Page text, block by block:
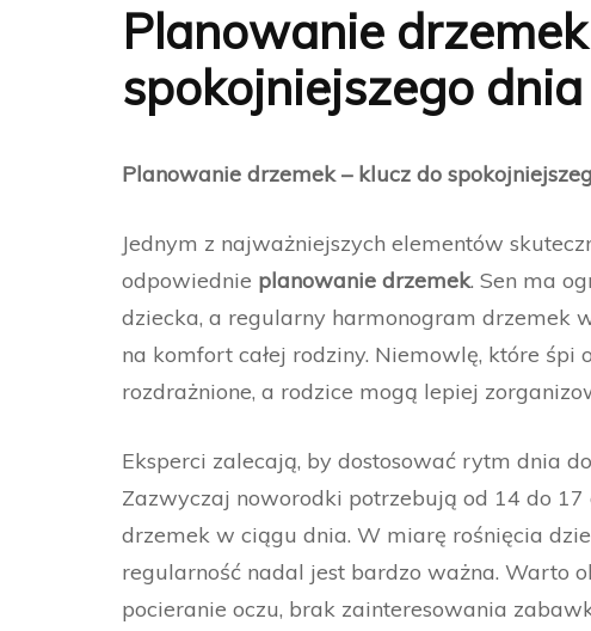
Planowanie
spokojniejszego dnia
Planowanie drzemek – klucz do
Jednym z najważniejszych elementów
odpowiednie planowanie drzemek. Sen ma
dziecka, a regularny harmonogram drzemek
na komfort całej rodziny. Niemowlę, które śpi
rozdrażnione, a rodzice mogą lepiej
Eksperci zalecają, by dostosować rytm dnia
Zazwyczaj noworodki potrzebują od 14 do 17
drzemek w ciągu dnia. W miarę rośnięcia
regularność nadal jest bardzo ważna. Warto
pocieranie oczu, brak zainteresowania